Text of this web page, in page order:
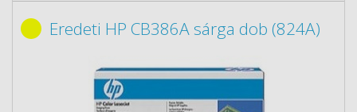
Eredeti HP CB386A sárga dob (824A)